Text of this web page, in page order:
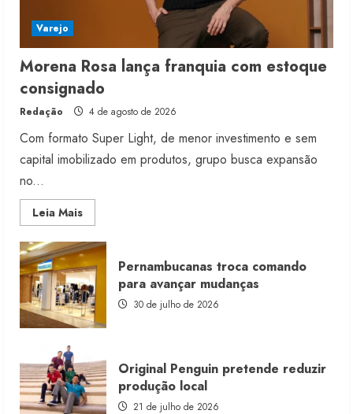
Varejo
Morena Rosa lança franquia com estoque
consignado
Redação 4 de agosto de 2026
Com formato Super Light, de menor investimento e sem
capital imobilizado em produtos, grupo busca expansão
no...
Leia MaisRead
more
Morena
Rosa
lança
franquia
com
estoque
consignado
Pernambucanas troca comando
para avançar mudanças
30 de julho de 2026
Original Penguin pretende reduzir
produção local
21 de julho de 2026